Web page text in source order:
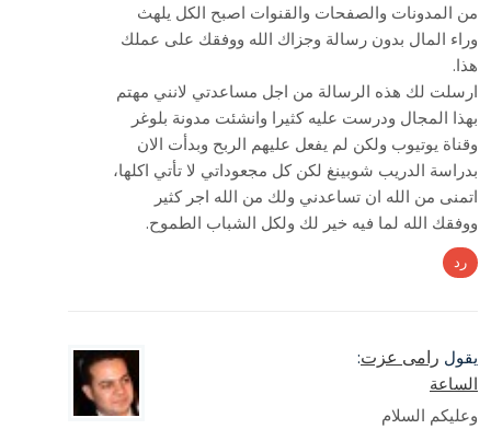
من المدونات والصفحات والقنوات اصبح الكل يلهث
وراء المال بدون رسالة وجزاك الله ووفقك على عملك
هذا.
ارسلت لك هذه الرسالة من اجل مساعدتي لانني مهتم
بهذا المجال ودرست عليه كثيرا وانشئت مدونة بلوغر
وقناة يوتيوب ولكن لم يفعل عليهم الربح وبدأت الان
بدراسة الدريب شوبينغ لكن كل مجعوداتي لا تأتي اكلها،
اتمنى من الله ان تساعدني ولك من الله اجر كثير
ووفقك الله لما فيه خير لك ولكل الشباب الطموح.
رد
يقول رامى عزت:
الساعة
وعليكم السلام